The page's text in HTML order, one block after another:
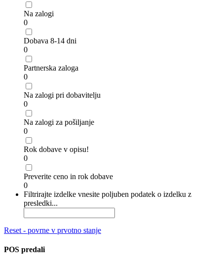
Na zalogi
0
Dobava 8-14 dni
0
Partnerska zaloga
0
Na zalogi pri dobavitelju
0
Na zalogi za pošiljanje
0
Rok dobave v opisu!
0
Preverite ceno in rok dobave
0
Filtrirajte izdelke vnesite poljuben podatek o izdelku z
presledki...
Reset - povrne v prvotno stanje
POS predali